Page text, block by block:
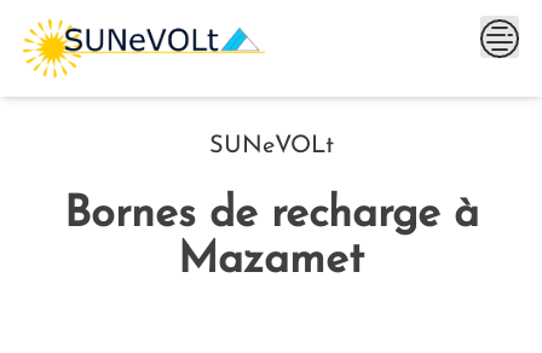
Skip
content
SUNeVOLt
Bornes de recharge à
Mazamet